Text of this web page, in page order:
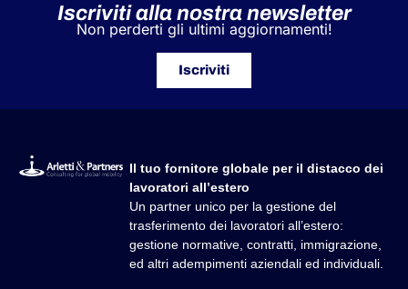
Iscriviti alla nostra newsletter
Non perderti gli ultimi aggiornamenti!
Iscriviti
Il tuo fornitore globale per il distacco dei
lavoratori all’estero
Un partner unico per la gestione del
trasferimento dei lavoratori all’estero:
gestione normative, contratti, immigrazione,
ed altri adempimenti aziendali ed individuali.